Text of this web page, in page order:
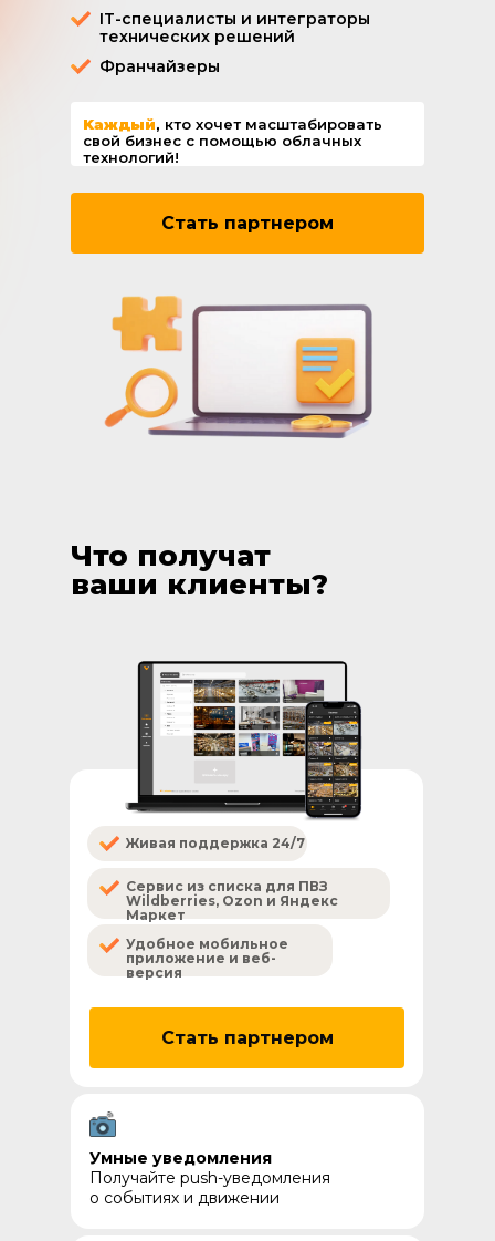
Стать партнером
Франчайзеры
IT-специалисты и интеграторы
технических решений
Kаждый, кто хочет масштабировать
свой бизнес с помощью облачных
технологий!
Что получат
ваши клиенты?
Умные уведомления
Получайте push-уведомления
о событиях и движении
Сервис из списка для ПВЗ
Wildberries, Ozon и Яндекс
Маркет
Удобное мобильное
приложение и веб-
версия
Живая поддержка 24/7
Стать партнером